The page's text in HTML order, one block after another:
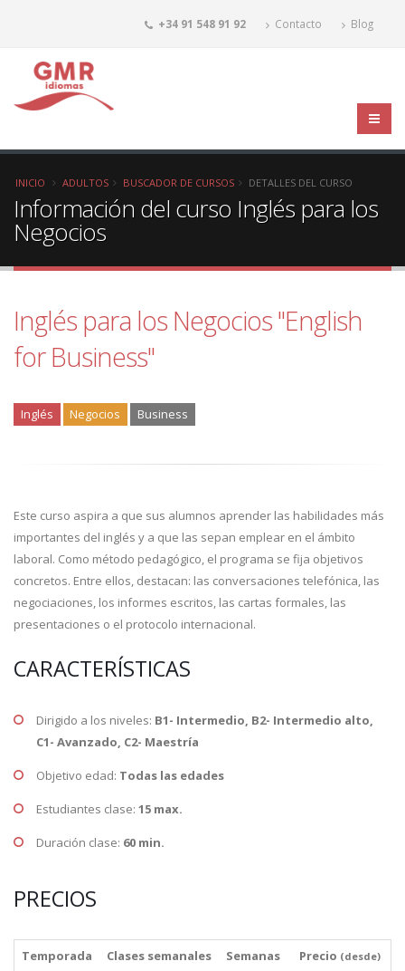
+34 91 548 91 92 Contacto Blog
INICIO ADULTOS BUSCADOR DE CURSOS DETALLES DEL CURSO
Información del curso Inglés para los
Negocios
Inglés para los Negocios "English
for Business"
Inglés Negocios Business
Este curso aspira a que sus alumnos aprender las habilidades más
importantes del inglés y a que las sepan emplear en el ámbito
laboral. Como método pedagógico, el programa se fija objetivos
concretos. Entre ellos, destacan: las conversaciones telefónica, las
negociaciones, los informes escritos, las cartas formales, las
presentaciones o el protocolo internacional.
CARACTERÍSTICAS
Dirigido a los niveles: B1- Intermedio, B2- Intermedio alto,
C1- Avanzado, C2- Maestría
Objetivo edad: Todas las edades
Estudiantes clase: 15 max.
Duración clase: 60 min.
PRECIOS
Temporada Clases semanales Semanas Precio (desde)